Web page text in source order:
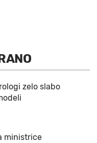
zelo slabo
ministrice